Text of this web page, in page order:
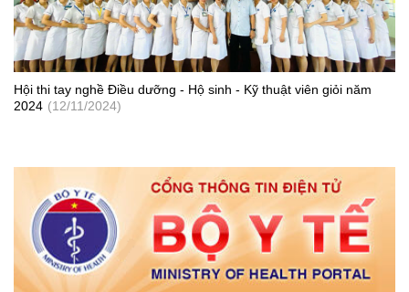
TRUNG TÂM Y TẾ BÌNH SƠN TỔ CHỨC KỶ NIỆM 68 NĂM
NGÀY THẦY THUỐC VÀ TRAO THƯỞNG CHO NHÂN VIÊN Y